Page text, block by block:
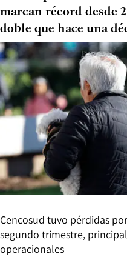
marcan récord desde
doble que hace una
Cencosud tuvo pérdidas
segundo trimestre,
operacionales